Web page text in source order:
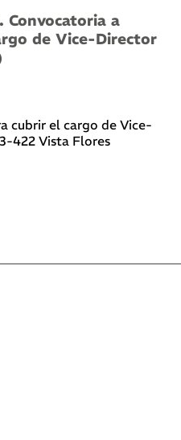
Convocatoria a
de Vice-Director
cubrir el cargo de Vice-
422 Vista Flores